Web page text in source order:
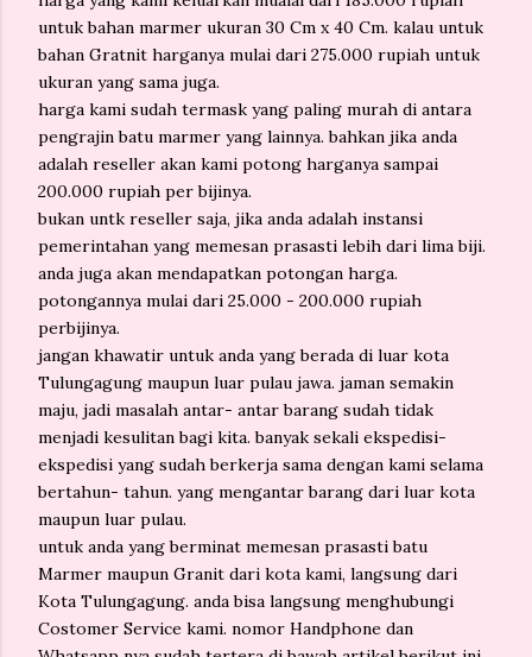
untuk bahan marmer ukuran 30 Cm x 40 Cm. kalau untuk
bahan Gratnit harganya mulai dari 275.000 rupiah untuk
ukuran yang sama juga.
harga kami sudah termask yang paling murah di antara
pengrajin batu marmer yang lainnya. bahkan jika anda
adalah reseller akan kami potong harganya sampai
200.000 rupiah per bijinya.
bukan untk reseller saja, jika anda adalah instansi
pemerintahan yang memesan prasasti lebih dari lima biji.
anda juga akan mendapatkan potongan harga.
potongannya mulai dari 25.000 - 200.000 rupiah
perbijinya.
jangan khawatir untuk anda yang berada di luar kota
Tulungagung maupun luar pulau jawa. jaman semakin
maju, jadi masalah antar- antar barang sudah tidak
menjadi kesulitan bagi kita. banyak sekali ekspedisi-
ekspedisi yang sudah berkerja sama dengan kami selama
bertahun- tahun. yang mengantar barang dari luar kota
maupun luar pulau.
untuk anda yang berminat memesan prasasti batu
Marmer maupun Granit dari kota kami, langsung dari
Kota Tulungagung. anda bisa langsung menghubungi
Costomer Service kami. nomor Handphone dan